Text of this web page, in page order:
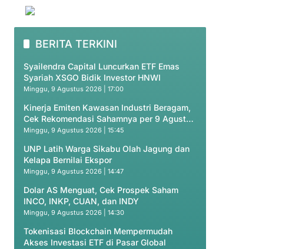
BERITA TERKINI
Syailendra Capital Luncurkan ETF Emas
Syariah XSGO Bidik Investor HNWI
Minggu, 9 Agustus 2026 | 17:00
Kinerja Emiten Kawasan Industri Beragam,
Cek Rekomendasi Sahamnya per 9 Agustus
2026
Minggu, 9 Agustus 2026 | 15:45
UNP Latih Warga Sikabu Olah Jagung dan
Kelapa Bernilai Ekspor
Minggu, 9 Agustus 2026 | 14:47
Dolar AS Menguat, Cek Prospek Saham
INCO, INKP, CUAN, dan INDY
Minggu, 9 Agustus 2026 | 14:30
Tokenisasi Blockchain Mempermudah
Akses Investasi ETF di Pasar Global